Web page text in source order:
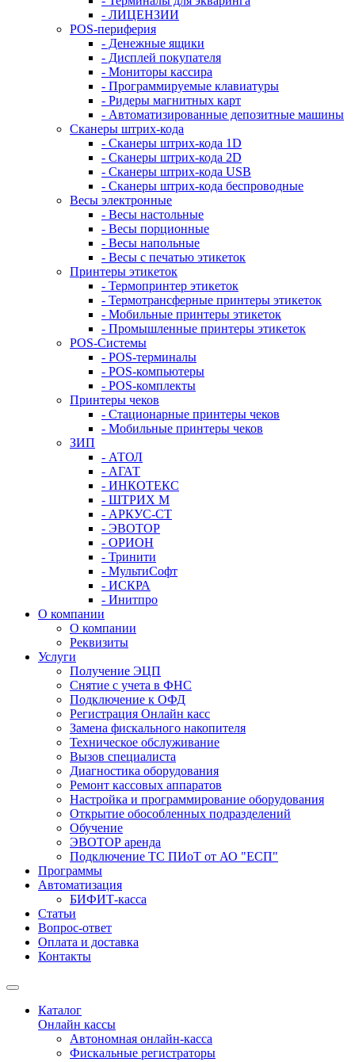
- ЛИЦЕНЗИИ
POS-периферия
- Денежные ящики
- Дисплей покупателя
- Мониторы кассира
- Программируемые клавиатуры
- Ридеры магнитных карт
- Автоматизированные депозитные машины
Сканеры штрих-кода
- Сканеры штрих-кода 1D
- Сканеры штрих-кода 2D
- Сканеры штрих-кода USB
- Сканеры штрих-кода беспроводные
Весы электронные
- Весы настольные
- Весы порционные
- Весы напольные
- Весы с печатью этикеток
Принтеры этикеток
- Термопринтер этикеток
- Термотрансферные принтеры этикеток
- Мобильные принтеры этикеток
- Промышленные принтеры этикеток
POS-Системы
- POS-терминалы
- POS-компьютеры
- POS-комплекты
Принтеры чеков
- Стационарные принтеры чеков
- Мобильные принтеры чеков
ЗИП
- АТОЛ
- АГАТ
- ИНКОТЕКС
- ШТРИХ М
- АРКУС-СТ
- ЭВОТОР
- ОРИОН
- Тринити
- МультиСофт
- ИСКРА
- Инитпро
О компании
О компании
Реквизиты
Услуги
Получение ЭЦП
Снятие с учета в ФНС
Подключение к ОФД
Регистрация Онлайн касс
Замена фискального накопителя
Техническое обслуживание
Вызов специалиста
Диагностика оборудования
Ремонт кассовых аппаратов
Настройка и программирование оборудования
Открытие обособленных подразделений
Обучение
ЭВОТОР аренда
Подключение ТС ПИоТ от АО "ЕСП"
Программы
Автоматизация
БИФИТ-касса
Статьи
Вопрос-ответ
Оплата и доставка
Контакты
Каталог
Онлайн кассы
Автономная онлайн-касса
Фискальные регистраторы